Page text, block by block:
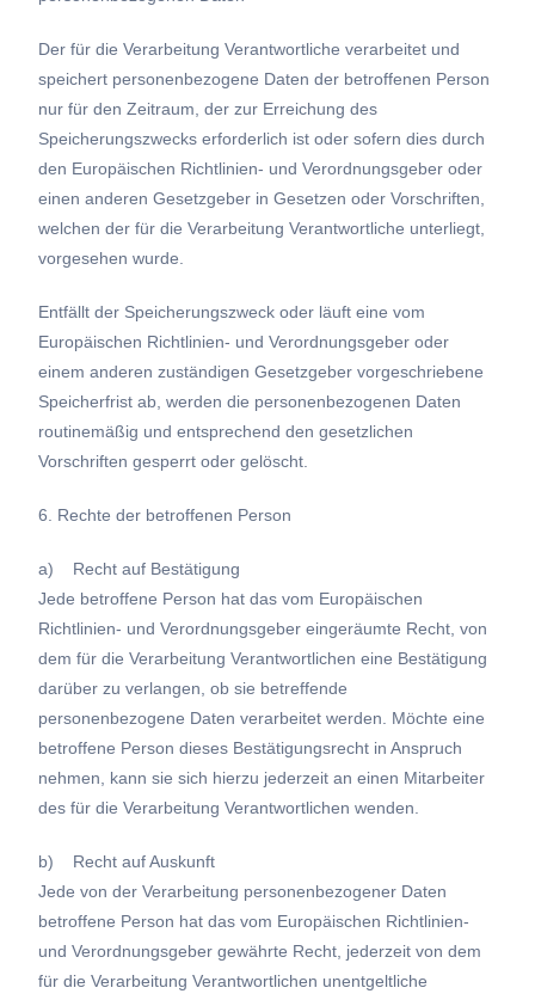
Der für die Verarbeitung Verantwortliche verarbeitet und
speichert personenbezogene Daten der betroffenen Person
nur für den Zeitraum, der zur Erreichung des
Speicherungszwecks erforderlich ist oder sofern dies durch
den Europäischen Richtlinien- und Verordnungsgeber oder
einen anderen Gesetzgeber in Gesetzen oder Vorschriften,
welchen der für die Verarbeitung Verantwortliche unterliegt,
vorgesehen wurde.
Entfällt der Speicherungszweck oder läuft eine vom
Europäischen Richtlinien- und Verordnungsgeber oder
einem anderen zuständigen Gesetzgeber vorgeschriebene
Speicherfrist ab, werden die personenbezogenen Daten
routinemäßig und entsprechend den gesetzlichen
Vorschriften gesperrt oder gelöscht.
6. Rechte der betroffenen Person
a) Recht auf Bestätigung
Jede betroffene Person hat das vom Europäischen
Richtlinien- und Verordnungsgeber eingeräumte Recht, von
dem für die Verarbeitung Verantwortlichen eine Bestätigung
darüber zu verlangen, ob sie betreffende
personenbezogene Daten verarbeitet werden. Möchte eine
betroffene Person dieses Bestätigungsrecht in Anspruch
nehmen, kann sie sich hierzu jederzeit an einen Mitarbeiter
des für die Verarbeitung Verantwortlichen wenden.
b) Recht auf Auskunft
Jede von der Verarbeitung personenbezogener Daten
betroffene Person hat das vom Europäischen Richtlinien-
und Verordnungsgeber gewährte Recht, jederzeit von dem
für die Verarbeitung Verantwortlichen unentgeltliche